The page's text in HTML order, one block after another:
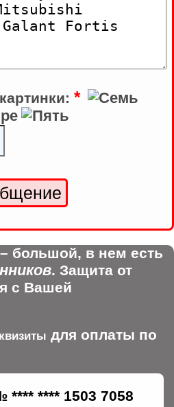
*
большой, в нем есть
. Защита от
с Вашей
для оплаты по
**** 1503 7058